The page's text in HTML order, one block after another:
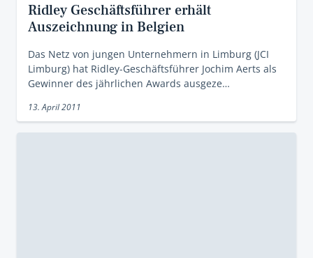
Ridley Geschäftsführer erhält
Auszeichnung in Belgien
Das Netz von jungen Unternehmern in Limburg (JCI
Limburg) hat Ridley-Geschäftsführer Jochim Aerts als
Gewinner des jährlichen Awards ausgeze…
13. April 2011